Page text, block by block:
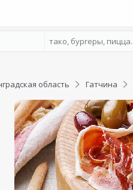
область Гатчина